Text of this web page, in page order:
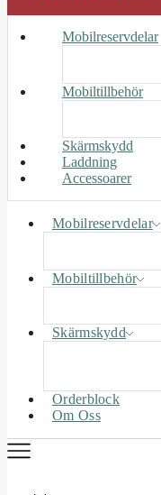
Mobilreservdelar
Mobiltillbehör
Skärmskydd
Laddning
Accessoarer
Mobilreservdelar
Mobiltillbehör
Skärmskydd
Orderblock
Om Oss